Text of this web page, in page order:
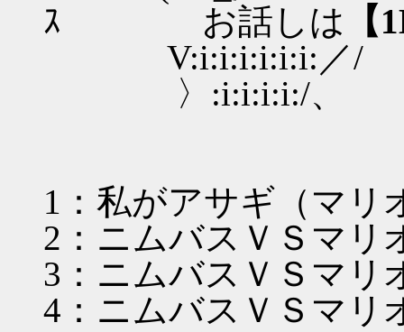
ｽ お話しは 【
V:i:i:i:i:i:i:／/ //
〉:i:i:i:i:/、
1：私がアサギ（マリ
2：ニムバスＶＳマリ
3：ニムバスＶＳマリ
4：ニムバスＶＳマリ